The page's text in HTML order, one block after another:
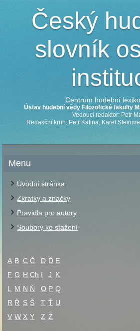
Český
slovník
Centrum hudební
Ústav hudební vědy Filozofické fakulty
Vedoucí redaktor: Petr
Redakční kruh: Petr Kalina, Karel
Menu
Úvodní stránka
Zkratky a značky
Pravidla pro autory
Soubory ke stažení
A B C Č D Ď E
F G H Ch I J K
L
M N Ň O P Q
R Ř S Š T Ť U
V W X Y Z Ž